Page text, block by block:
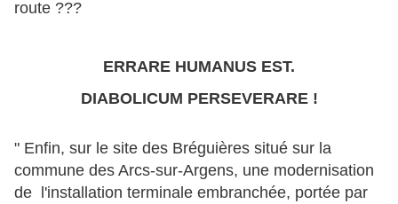
route ???
ERRARE HUMANUS EST.
DIABOLICUM PERSEVERARE !
" Enfin, sur le site des Bréguières situé sur la
commune des Arcs-sur-Argens, une modernisation
de l'installation terminale embranchée, portée par